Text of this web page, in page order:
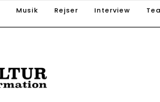
Musik Rejser Interview